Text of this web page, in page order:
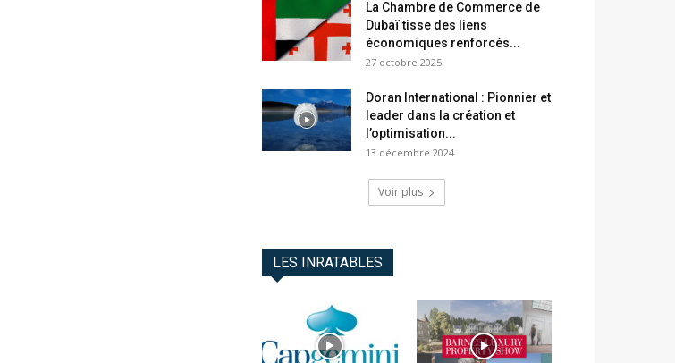
La Chambre de Commerce de
Dubaï tisse des liens
économiques renforcés...
27 octobre 2025
Doran International : Pionnier et
leader dans la création et
l’optimisation...
13 décembre 2024
Voir plus
LES INRATABLES